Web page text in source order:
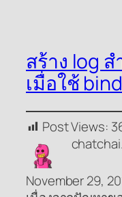
สร้าง log
เมื่อใช้
Post Views:
November 29,